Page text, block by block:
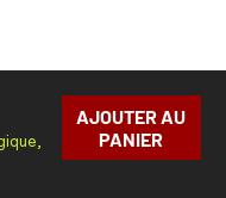
AJOUTER AU
PANIER